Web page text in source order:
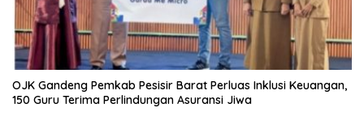
OJK Gandeng Pemkab Pesisir Barat Perluas Inklusi Keuangan,
150 Guru Terima Perlindungan Asuransi Jiwa